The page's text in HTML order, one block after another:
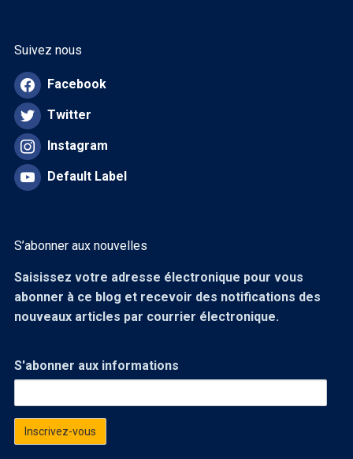
Suivez nous
Facebook
Twitter
Instagram
Default Label
S’abonner aux nouvelles
Saisissez votre adresse électronique pour vous
abonner à ce blog et recevoir des notifications des
nouveaux articles par courrier électronique.
S'abonner aux informations